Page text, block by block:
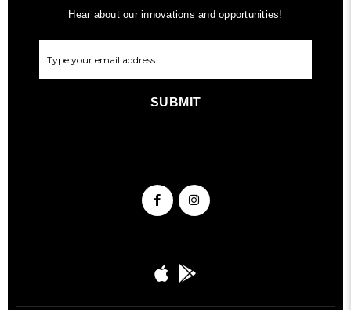
Hear about our innovations and opportunities!
SUBMIT